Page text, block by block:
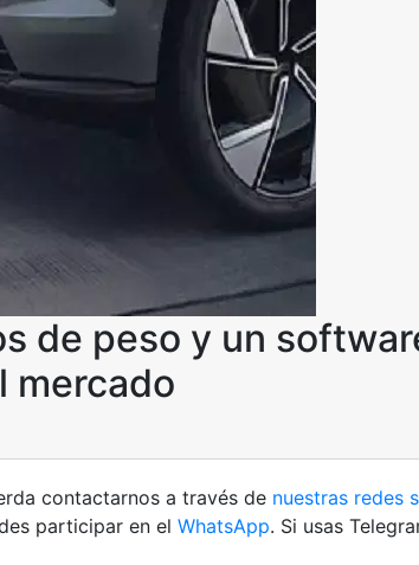
de peso y un
mercado
contactarnos a través de nuestras redes
participar en el WhatsApp. Si usas